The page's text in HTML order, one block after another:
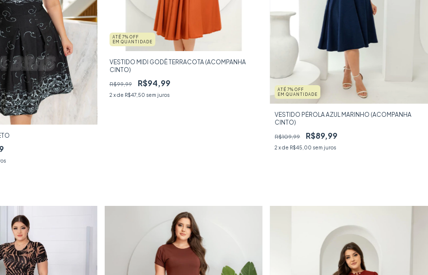
ATÉ 7% OFF
EM QUANTIDADE
VESTIDO MIDI GODÊ TERRACOTA (ACOMPANHA
CINTO)
R$99,99 R$94,99
2 x de R$47,50 sem juros
ATÉ 7% OFF
EM QUANTIDADE
VESTIDO PÉROLA AZUL MARINHO (ACOMPANHA
CINTO)
R$109,99 R$89,99
2 x de R$45,00 sem juros